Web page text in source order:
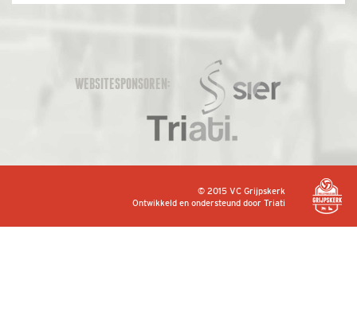
WEBSITESPONSOREN:
© 2015 VC Grijpskerk
Ontwikkeld en ondersteund doorTriati